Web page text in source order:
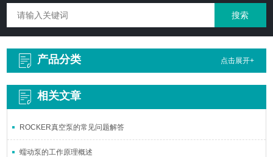
产品分类 点击展开+
相关文章
ROCKER真空泵的常见问题解答
蠕动泵的工作原理概述